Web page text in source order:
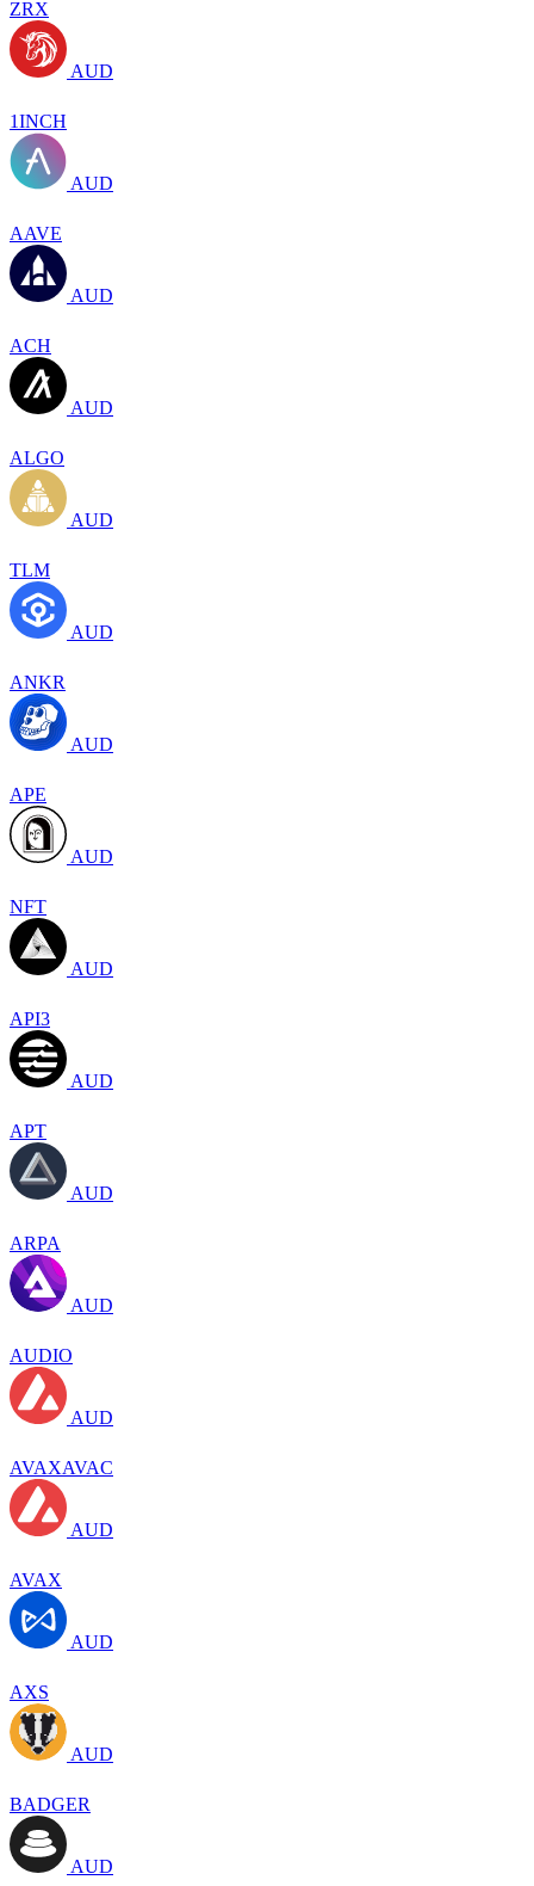
ZRX
AUD
1INCH
AUD
AAVE
AUD
ACH
AUD
ALGO
AUD
TLM
AUD
ANKR
AUD
APE
AUD
NFT
AUD
API3
AUD
APT
AUD
ARPA
AUD
AUDIO
AUD
AVAXAVAC
AUD
AVAX
AUD
AXS
AUD
BADGER
AUD